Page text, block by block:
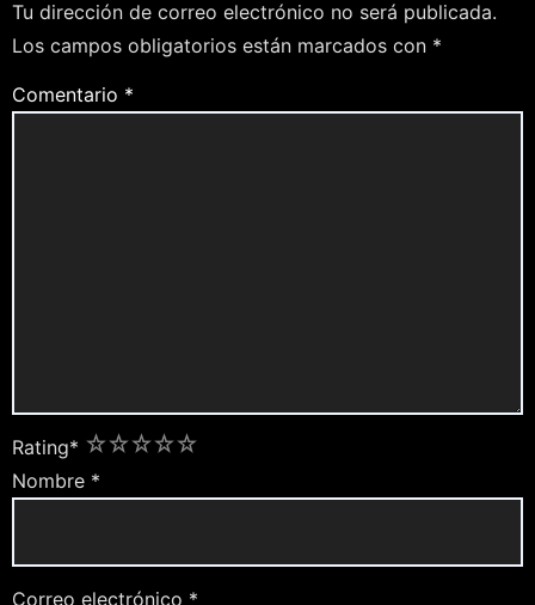
Tu dirección de correo electrónico no será publicada.
Los campos obligatorios están marcados con *
Comentario *
Rating* 5
4
3
2
1
Nombre *
Correo electrónico *